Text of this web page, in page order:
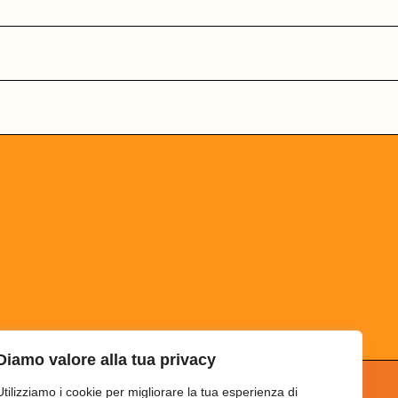
valore alla tua privacy
i cookie per migliorare la tua esperienza di